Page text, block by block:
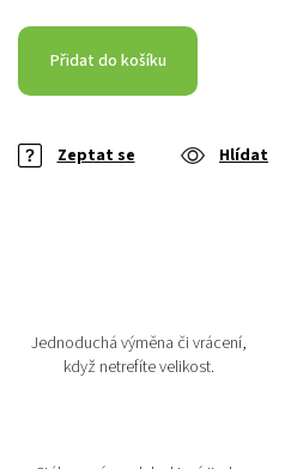
Přidat do košíku
Zeptat se Hlídat
Jednoduchá výměna či vrácení,
když netrefíte velikost.